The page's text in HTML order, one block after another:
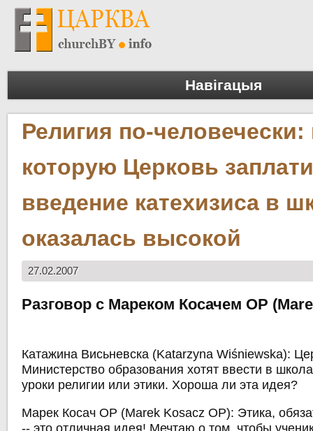
Навігацыя
Религия по-человечески:
которую Церковь
введение катехизиса в
оказалась высокой
27.02.2007
Разговор с Мареком Косачем ОР
Катажина Висьневска (Katarzyna Wiśniewska):
Министерство образования хотят ввести в
уроки религии или этики. Хороша ли эта идея?
Марек Косач ОР (Marek Kosacz OP): Этика,